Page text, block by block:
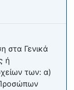
στα Γενικά
ή
των: α)